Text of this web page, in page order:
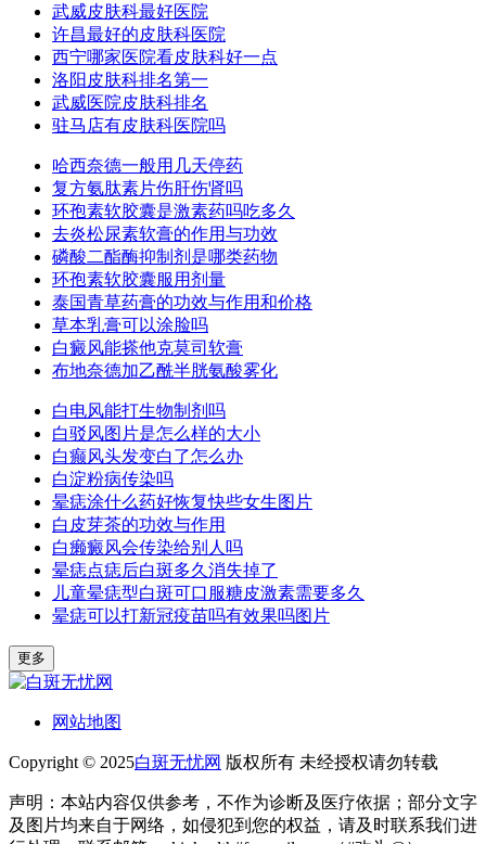
武威皮肤科最好医院
许昌最好的皮肤科医院
西宁哪家医院看皮肤科好一点
洛阳皮肤科排名第一
武威医院皮肤科排名
驻马店有皮肤科医院吗
哈西奈德一般用几天停药
复方氨肽素片伤肝伤肾吗
环孢素软胶囊是激素药吗吃多久
去炎松尿素软膏的作用与功效
磷酸二酯酶抑制剂是哪类药物
环孢素软胶囊服用剂量
泰国青草药膏的功效与作用和价格
草本乳膏可以涂脸吗
白癜风能搽他克莫司软膏
布地奈德加乙酰半胱氨酸雾化
白电风能打生物制剂吗
白驳风图片是怎么样的大小
白癫风头发变白了怎么办
白淀粉病传染吗
晕痣涂什么药好恢复快些女生图片
白皮芽茶的功效与作用
白癞癜风会传染给别人吗
晕痣点痣后白斑多久消失掉了
儿童晕痣型白斑可口服糖皮激素需要多久
晕痣可以打新冠疫苗吗有效果吗图片
更多
网站地图
Copyright © 2025白斑无忧网 版权所有 未经授权请勿转载
声明：本站内容仅供参考，不作为诊断及医疗依据；部分文字
及图片均来自于网络，如侵犯到您的权益，请及时联系我们进